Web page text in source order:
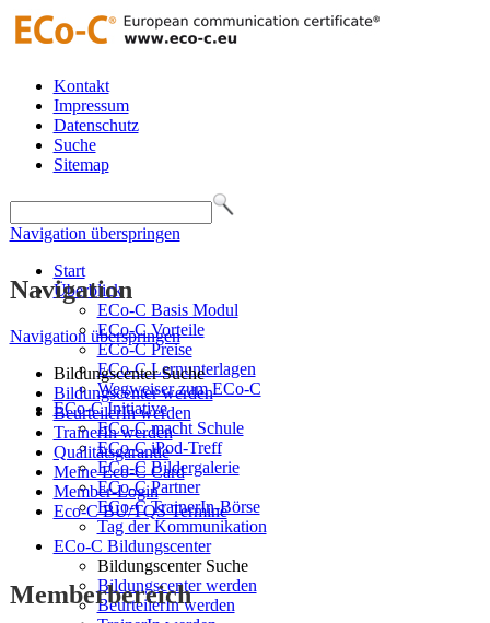
Kontakt
Impressum
Datenschutz
Suche
Sitemap
Navigation überspringen
Start
Überblick
ECo-C Basis Modul
ECo-C Vorteile
ECo-C Preise
ECo-C Lernunterlagen
Wegweiser zum ECo-C
ECo-C Initiative
ECo-C macht Schule
ECo-C iPod-Treff
ECo-C Bildergalerie
ECo-C Partner
ECo-C TrainerIn-Börse
Tag der Kommunikation
ECo-C Bildungscenter
Bildungscenter Suche
Bildungscenter werden
BeurteilerIn werden
Navigation
Navigation überspringen
Bildungscenter Suche
Bildungscenter werden
BeurteilerIn werden
TrainerIn werden
Qualitätsgarantie
Meine Eco-C Card
Member-Login
Eco-C BU/TQS Termine
Memberbereich